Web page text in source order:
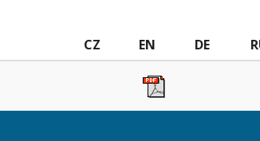
CZ EN DE